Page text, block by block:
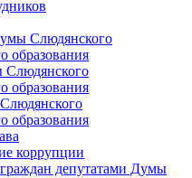
Слюдянского
образования
образования
образования
коррупции
депутатами Думы